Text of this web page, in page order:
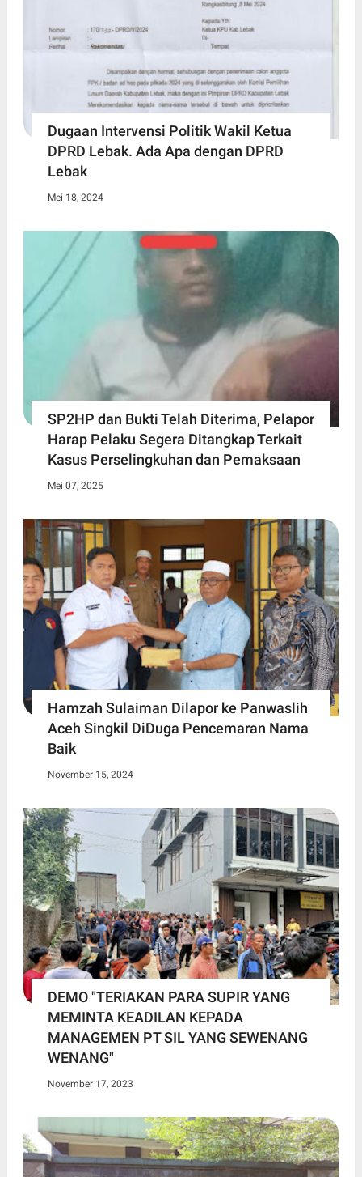
Dugaan Intervensi Politik Wakil Ketua
DPRD Lebak. Ada Apa dengan DPRD
Lebak
Mei 18, 2024
SP2HP dan Bukti Telah Diterima, Pelapor
Harap Pelaku Segera Ditangkap Terkait
Kasus Perselingkuhan dan Pemaksaan
Mei 07, 2025
Hamzah Sulaiman Dilapor ke Panwaslih
Aceh Singkil DiDuga Pencemaran Nama
Baik
November 15, 2024
DEMO "TERIAKAN PARA SUPIR YANG
MEMINTA KEADILAN KEPADA
MANAGEMEN PT SIL YANG SEWENANG
WENANG"
November 17, 2023